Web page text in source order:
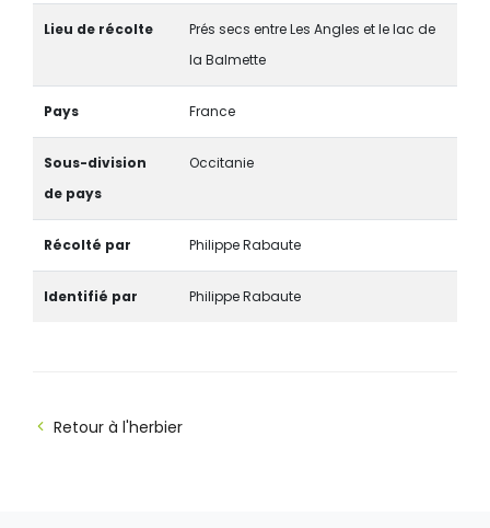
Lieu de récolte
Prés secs entre Les Angles et le lac de
la Balmette
Pays France
Sous-division
de pays
Occitanie
Récolté par Philippe Rabaute
Identifié par Philippe Rabaute
Retour à l'herbier